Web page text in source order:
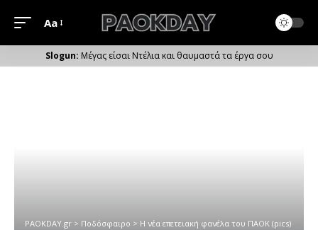
Μέγεθος
Γραμματοσειράς
Aa
Μέγας είσαι Ντέλια και θαυμαστά τα έργα σου
PAOKDAY.gr > Ποδόσφαιρο > Η νέα επετειακή φανέλα του ΠΑΟΚ (pics)